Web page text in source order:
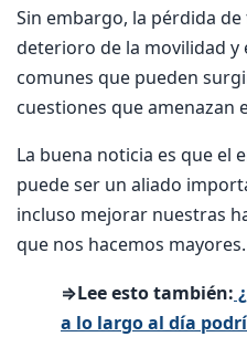
Sin embargo, la pérdida
deterioro de la movilidad
comunes que pueden
cuestiones que amenazan
La buena noticia es que
puede ser un aliado
incluso mejorar nuestras
que nos hacemos mayores.
⇒Lee esto también:
a lo largo al día